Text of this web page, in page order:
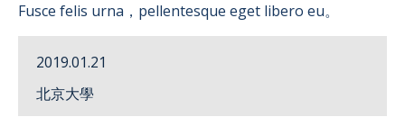
Fusce felis urna，pellentesque eget libero eu。
2019.01.21
北京大學